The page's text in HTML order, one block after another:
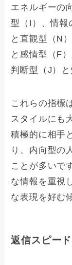
エネルギーの
型（I）、情報
と直観型（N
と感情型（F
判断型（J）と
これらの指標
スタイルにも
積極的に相手
り、内向型の
ことが多いで
な情報を重視
な表現を好む
返信スピー